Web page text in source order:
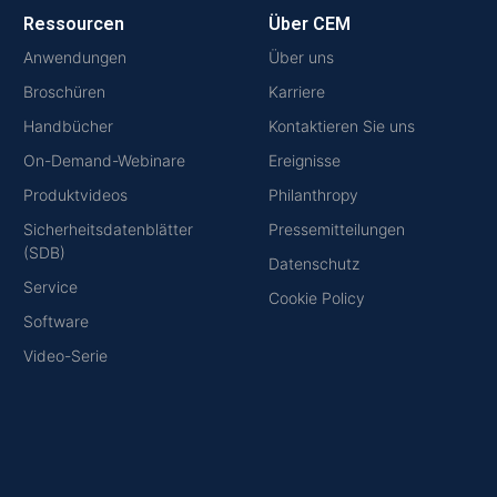
Ressourcen
Anwendungen
Broschüren
Handbücher
On-Demand-Webinare
Produktvideos
Sicherheitsdatenblätter
(SDB)
Service
Software
Video-Serie
Über CEM
Über uns
Karriere
Kontaktieren Sie uns
Ereignisse
Philanthropy
Pressemitteilungen
Datenschutz
Cookie Policy